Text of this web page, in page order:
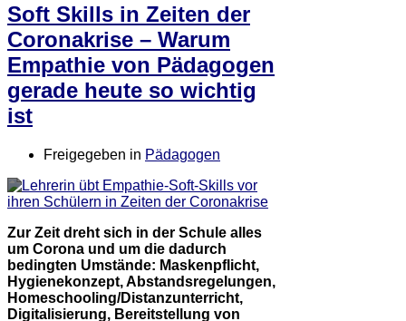
Soft Skills in Zeiten der
Coronakrise – Warum
Empathie von Pädagogen
gerade heute so wichtig
ist
Freigegeben in Pädagogen
Zur Zeit dreht sich in der Schule alles
um Corona und um die dadurch
bedingten Umstände: Maskenpflicht,
Hygienekonzept, Abstandsregelungen,
Homeschooling/Distanzunterricht,
Digitalisierung, Bereitstellung von